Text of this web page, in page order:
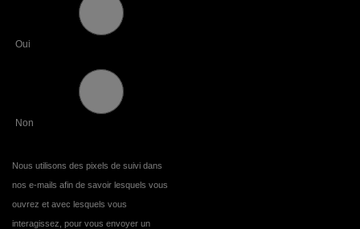
Oui
Non
Nous utilisons des pixels de suivi dans
nos e-mails afin de savoir lesquels vous
ouvrez et avec lesquels vous
interagissez, pour vous envoyer un